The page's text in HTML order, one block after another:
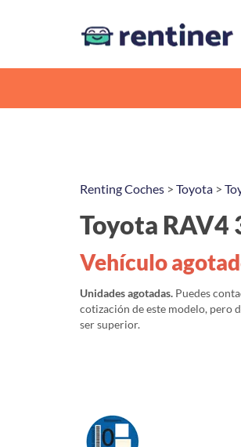
Renting Coches > Toyota >
Toyota RAV4
Vehículo
Unidades agotadas. Puedes
cotización de este modelo, pero
ser superior.